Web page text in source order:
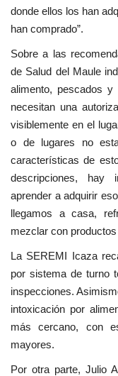
donde ellos los han
han comprado”.
Sobre a las
de Salud del Maule
alimento, pescados
necesitan una
visiblemente en el
o de lugares no
características de
descripciones, hay
aprender a adquirir
llegamos a casa,
mezclar con
La SEREMI Icaza
por sistema de turno
inspecciones.
intoxicación por
más cercano, con
mayores.
Por otra parte, Julio